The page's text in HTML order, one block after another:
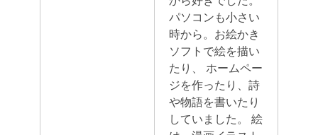
パソコンも小さい
時から。お絵かき
ソフトで絵を描い
たり、 ホームペー
ジを作ったり、詩
や物語を書いたり
していました。
絵